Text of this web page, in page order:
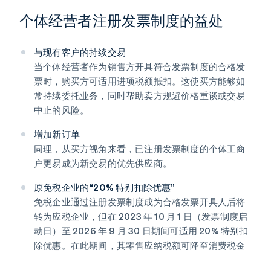
个体经营者注册发票制度的益处
与现有客户的持续交易
当个体经营者作为销售方开具符合发票制度的合格发
票时，购买方可适用进项税额抵扣。这使买方能够如
常持续委托业务，同时帮助卖方规避价格重谈或交易
中止的风险。
增加新订单
同理，从买方视角来看，已注册发票制度的个体工商
户更易成为新交易的优先供应商。
原免税企业的“20% 特别扣除优惠”
免税企业通过注册发票制度成为合格发票开具人后将
转为应税企业，但在 2023 年 10 月 1 日（发票制度启
动日）至 2026 年 9 月 30 日期间可适用 20% 特别扣
除优惠。在此期间，其零售应纳税额可降至消费税金